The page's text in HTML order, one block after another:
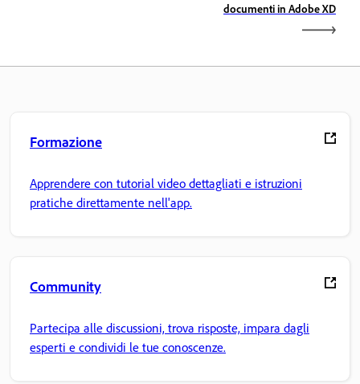
documenti in Adobe XD
Formazione
Apprendere con tutorial video dettagliati e istruzioni
pratiche direttamente nell'app.
Community
Partecipa alle discussioni, trova risposte, impara dagli
esperti e condividi le tue conoscenze.